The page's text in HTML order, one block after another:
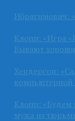
Ибрагимович:
Клопп: «Игра
Бывают
Хендерсон:
компьютерной
Клопп: «Будем
мужа из